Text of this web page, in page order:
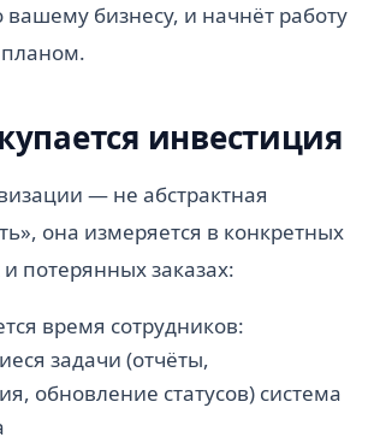
бизнесу, и начнёт работу
инвестиция
— не абстрактная
она измеряется в конкретных
потерянных заказах:
время сотрудников:
задачи (отчёты,
обновление статусов) система